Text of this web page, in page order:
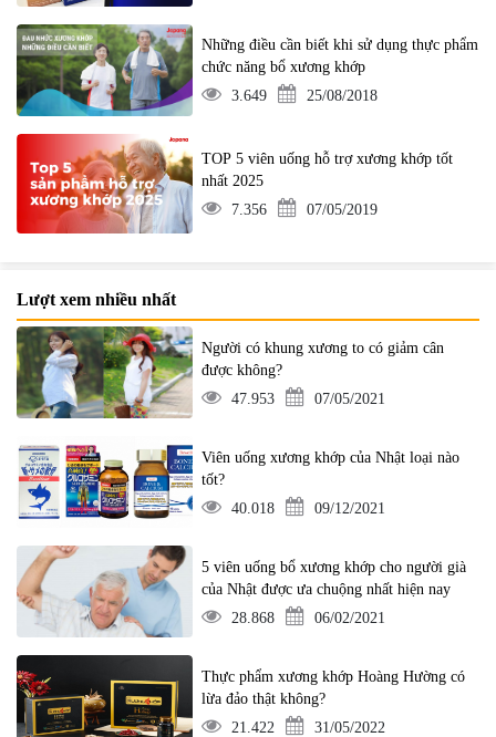
Những điều cần biết khi sử dụng thực phẩm
chức năng bổ xương khớp
3.649
25/08/2018
TOP 5 viên uống hỗ trợ xương khớp tốt
nhất 2025
7.356
07/05/2019
Lượt xem nhiều nhất
Người có khung xương to có giảm cân
được không?
47.953
07/05/2021
Viên uống xương khớp của Nhật loại nào
tốt?
40.018
09/12/2021
5 viên uống bổ xương khớp cho người già
của Nhật được ưa chuộng nhất hiện nay
28.868
06/02/2021
Thực phẩm xương khớp Hoàng Hường có
lừa đảo thật không?
21.422
31/05/2022